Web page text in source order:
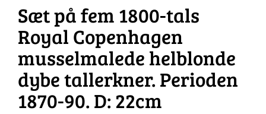
Sæt på fem 1800-tals
Royal Copenhagen
musselmalede helblonde
dybe tallerkner. Perioden
1870-90. D: 22cm